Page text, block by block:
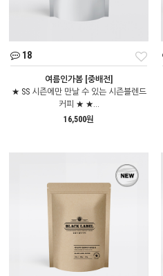
18
여름인가봄 [중배전]
★ SS 시즌에만 만날 수 있는 시즌블렌드
커피 ★ ★...
16,500원